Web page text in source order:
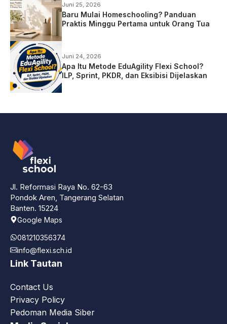
Juni 25, 2026
Baru Mulai Homeschooling? Panduan
Praktis Minggu Pertama untuk Orang Tua
Juni 24, 2026
Apa Itu Metode EduAgility Flexi School?
ILP, Sprint, PKDR, dan Eksibisi Dijelaskan
Jl. Reformasi Raya No. 62-63
Pondok Aren, Tangerang Selatan
Banten. 15224
Google Maps
081210356374
info@flexi.sch.id
Link Tautan
Contact Us
Privacy Policy
Pedoman Media Siber